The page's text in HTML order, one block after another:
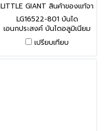
LITTLE GIANT สินค้าของแท้จา
กโรงงานผู้ผลิต LG16522-801
LG16522-801 บันได
เอนกประสงค์ บันไดอลูมิเนียม
ขนาด 22 ฟุต LEVELER M22
LITTLE GIANT
เปรียบเทียบ